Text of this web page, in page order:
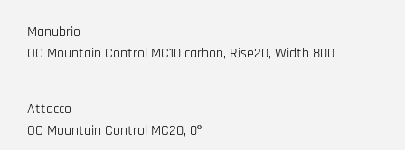
Manubrio
OC Mountain Control MC10 carbon, Rise20, Width 800
Attacco
OC Mountain Control MC20, 0º